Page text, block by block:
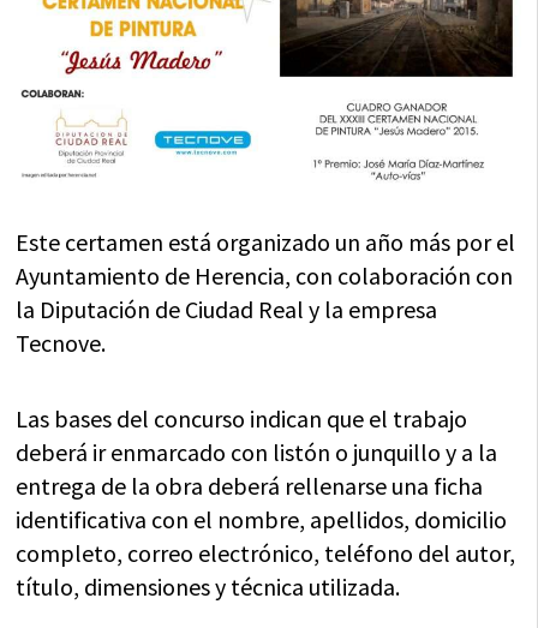
Este certamen está organizado un año más por el
Ayuntamiento de Herencia, con colaboración con
la Diputación de Ciudad Real y la empresa
Tecnove.
Las bases del concurso indican que el trabajo
deberá ir enmarcado con listón o junquillo y a la
entrega de la obra deberá rellenarse una ficha
identificativa con el nombre, apellidos, domicilio
completo, correo electrónico, teléfono del autor,
título, dimensiones y técnica utilizada.